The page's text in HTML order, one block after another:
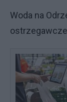
Woda na